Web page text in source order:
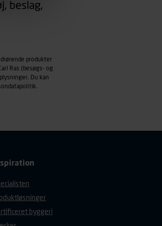
beslag,
produkter
Ras (besøgs- og
Du kan
.
byggeri